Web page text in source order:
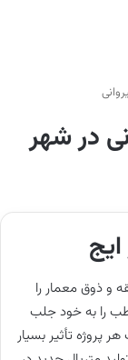
در شهر
و ذوق معمار را
را به خود جلب
پروژه تأثیر بسیار